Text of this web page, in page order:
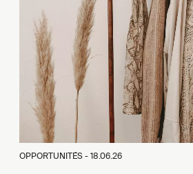
OPPORTUNITÉS -18.06.26